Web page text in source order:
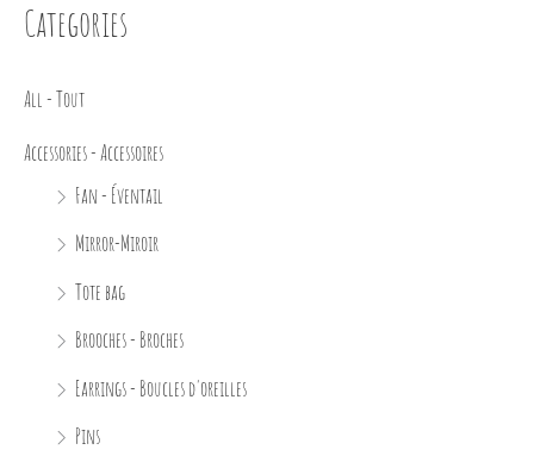
Categories
All - Tout
Accessories - Accessoires
Fan - Éventail
Mirror-Miroir
Tote bag
Brooches - Broches
Earrings - Boucles d'oreilles
Pins